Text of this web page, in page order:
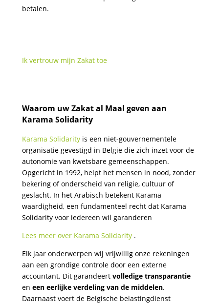
betalen.
Ik vertrouw mijn Zakat toe
Waarom uw Zakat al Maal geven aan
Karama Solidarity
Karama Solidarityis een niet-gouvernementele
organisatie gevestigd in België die zich inzet voor de
autonomie van kwetsbare gemeenschappen.
Opgericht in 1992, helpt het mensen in nood, zonder
bekering of onderscheid van religie, cultuur of
geslacht. In het Arabisch betekent Karama
waardigheid, een fundamenteel recht dat Karama
Solidarity voor iedereen wil garanderen
Lees meer over Karama Solidarity .
Elk jaar onderwerpen wij vrijwillig onze rekeningen
aan een grondige controle door een externe
accountant. Dit garandeert volledige transparantie
en een eerlijke verdeling van de middelen.
Daarnaast voert de Belgische belastingdienst